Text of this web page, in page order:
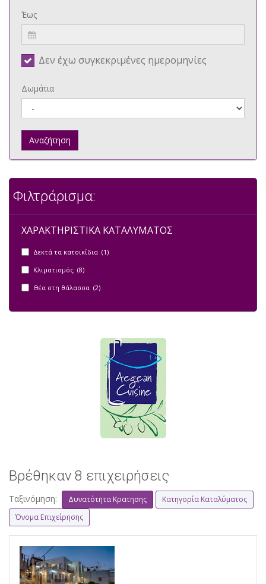
Έως
Δεν έχω συγκεκριμένες ημερομηνίες
Δωμάτια
Αναζήτηση
Φιλτράρισμα:
ΧΑΡΑΚΤΗΡΙΣΤΙΚΑ ΚΑΤΑΛΥΜΑΤΟΣ
Δεκτά τα κατοικίδια (1)
Κλιματισμός (8)
Θέα στη θάλασσα (2)
Βρέθηκαν 8 επιχειρήσεις
Ταξινόμηση: Δυνατότητα Κρατησης
Κατηγορία Καταλύματος
Όνομα Επιχείρησης